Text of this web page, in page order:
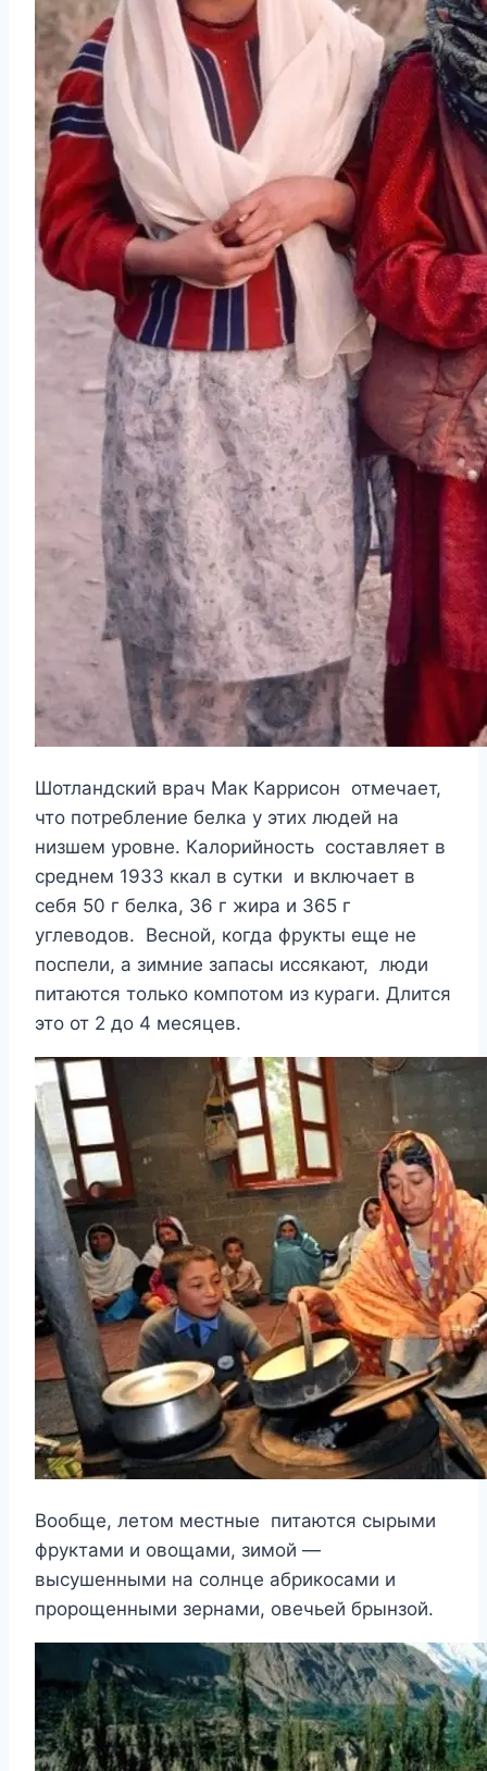
Шотландский врач Мак Каррисон отмечает,
что потребление белка у этих людей на
низшем уровне. Калорийность составляет в
среднем 1933 ккал в сутки и включает в
себя 50 г белка, 36 г жира и 365 г
углеводов. Весной, когда фрукты еще не
поспели, а зимние запасы иссякают, люди
питаются только компотом из кураги. Длится
это от 2 до 4 месяцев.
Вообще, летом местные питаются сырыми
фруктами и овощами, зимой —
высушенными на солнце абрикосами и
пророщенными зернами, овечьей брынзой.